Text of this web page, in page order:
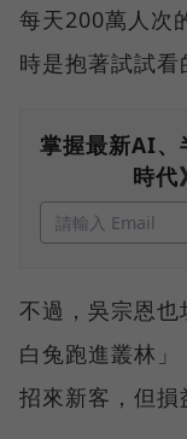
每天200萬人次
時是抱著試試看
掌握最新AI、
時代
不過，吳宗恩
白兔跑進叢林」
招來新客，但損